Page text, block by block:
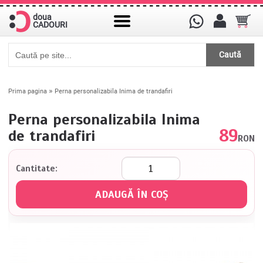
doua
CADOURI
Caută
Prima pagina » Perna personalizabila Inima de trandafiri
Perna personalizabila Inima
de trandafiri
89RON
Cantitate: